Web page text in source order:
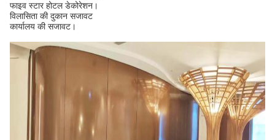
फाइव स्टार होटल डेकोरेशन।
विलासिता की दुकान सजावट
कार्यालय की सजावट।